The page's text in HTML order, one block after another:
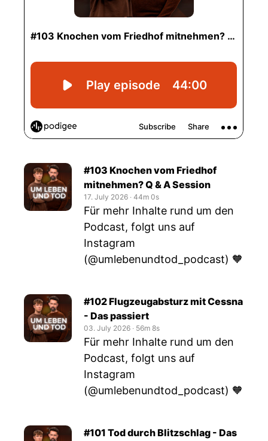
#103 Knochen vom Friedhof
mitnehmen? Q & A Session
17. July 2026 ‧ 44m 0s
Für mehr Inhalte rund um den
Podcast, folgt uns auf
Instagram
(@umlebenundtod_podcast) 🧡
#102 Flugzeugabsturz mit Cessna
- Das passiert
03. July 2026 ‧ 56m 8s
Für mehr Inhalte rund um den
Podcast, folgt uns auf
Instagram
(@umlebenundtod_podcast) 🧡
#101 Tod durch Blitzschlag - Das